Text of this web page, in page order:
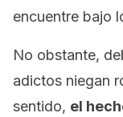
encuentre bajo
No obstante,
adictos niegan
sentido, el